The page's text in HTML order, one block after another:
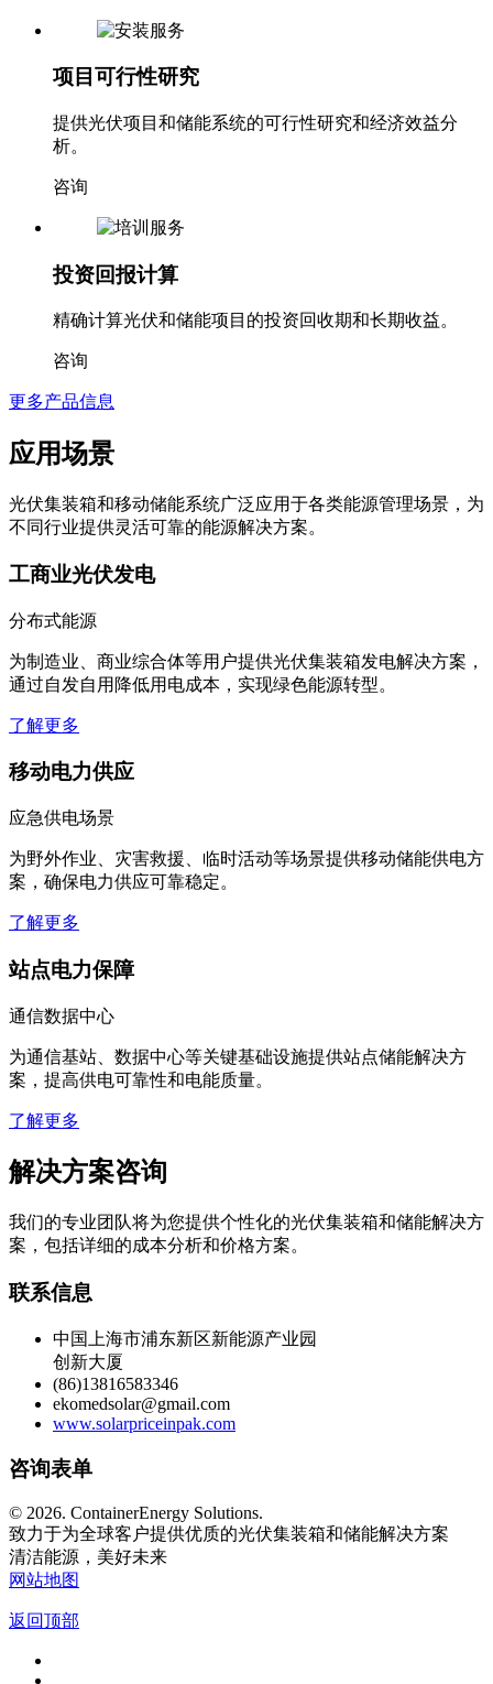
项目可行性研究
提供光伏项目和储能系统的可行性研究和经济效益分
析。
咨询
投资回报计算
精确计算光伏和储能项目的投资回收期和长期收益。
咨询
更多产品信息
应用场景
光伏集装箱和移动储能系统广泛应用于各类能源管理场景，为
不同行业提供灵活可靠的能源解决方案。
工商业光伏发电
分布式能源
为制造业、商业综合体等用户提供光伏集装箱发电解决方案，
通过自发自用降低用电成本，实现绿色能源转型。
了解更多
移动电力供应
应急供电场景
为野外作业、灾害救援、临时活动等场景提供移动储能供电方
案，确保电力供应可靠稳定。
了解更多
站点电力保障
通信数据中心
为通信基站、数据中心等关键基础设施提供站点储能解决方
案，提高供电可靠性和电能质量。
了解更多
解决方案咨询
我们的专业团队将为您提供个性化的光伏集装箱和储能解决方
案，包括详细的成本分析和价格方案。
联系信息
中国上海市浦东新区新能源产业园
创新大厦
(86)13816583346
ekomedsolar@gmail.com
www.solarpriceinpak.com
咨询表单
© 2026. ContainerEnergy Solutions.
致力于为全球客户提供优质的光伏集装箱和储能解决方案
清洁能源，美好未来
网站地图
返回顶部